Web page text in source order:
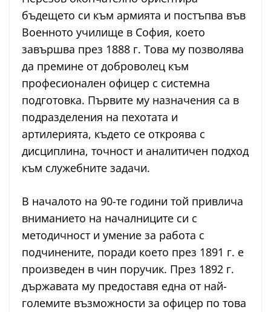
бъдещето си към армията и постъпва във
Военното училище в София, което
завършва през 1888 г. Това му позволява
да премине от доброволец към
професионален офицер с системна
подготовка. Първите му назначения са в
подразделения на пехотата и
артилерията, където се откроява с
дисциплина, точност и аналитичен подход
към служебните задачи.
В началото на 90-те години той привлича
вниманието на началниците си с
методичност и умение за работа с
подчинените, поради което през 1891 г. е
произведен в чин поручик. През 1892 г.
държавата му предоставя една от най-
големите възможности за офицер по това